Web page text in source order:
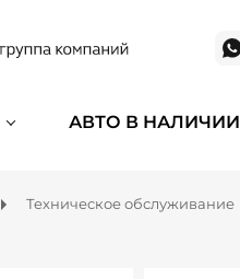
АВТО В НАЛИЧИИ
Техническое обслуживание